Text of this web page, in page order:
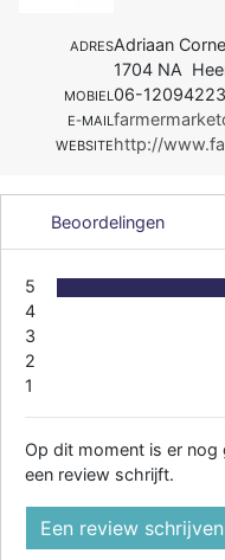
ADRESAdriaan
1704 NA
MOBIEL06-12094223
E-MAIL
WEBSITEhttp://
Beoordelingen
5
4
3
2
1
Op dit moment is er nog
een review schrijft.
Een review schrijven